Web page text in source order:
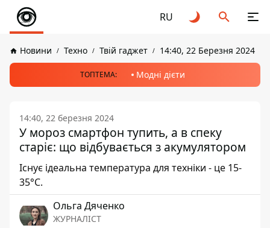
RU
Новини Техно Твій гаджет 14:40, 22 Березня 2024
ТОПТЕМА: Модні дієти
14:40, 22 березня 2024
У мороз смартфон тупить, а в спеку
старіє: що відбувається з акумулятором
Існує ідеальна температура для техніки - це 15-
35°C.
Ольга Дяченко
ЖУРНАЛІСТ